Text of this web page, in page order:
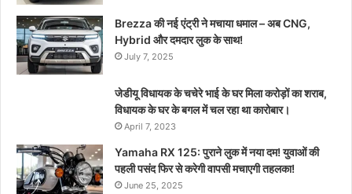
Brezza की नई एंट्री ने मचाया धमाल – अब CNG,
Hybrid और दमदार लुक के साथ!
July 7, 2025
जेडीयू विधायक के चचेरे भाई के घर मिला करोड़ों का शराब,
विधायक के घर के बगल में चल रहा था कारोबार।
April 7, 2023
Yamaha RX 125: पुराने लुक में नया दम! युवाओं की
पहली पसंद फिर से करेगी वापसी मचाएगी तहलका!
June 25, 2025